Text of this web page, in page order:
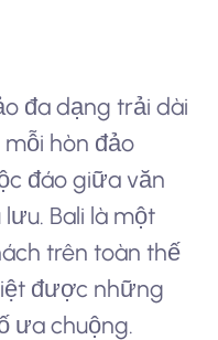
đa dạng trải dài
hòn đảo
đáo giữa văn
Bali là một
trên toàn thế
được những
ưa chuộng.